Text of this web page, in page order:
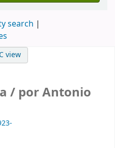
search
view
/ por Antonio